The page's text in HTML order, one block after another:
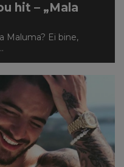
hit – „Mala
Maluma? Ei bine,